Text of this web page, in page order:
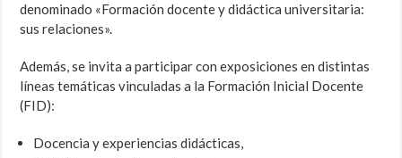
denominado «Formación docente y didáctica universitaria:
sus relaciones».
Además, se invita a participar con exposiciones en distintas
líneas temáticas vinculadas a la Formación Inicial Docente
(FID):
Docencia y experiencias didácticas,